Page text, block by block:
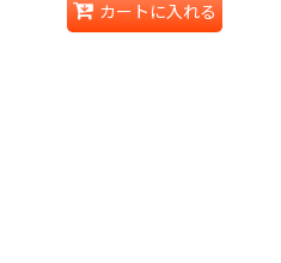
カートに入れる